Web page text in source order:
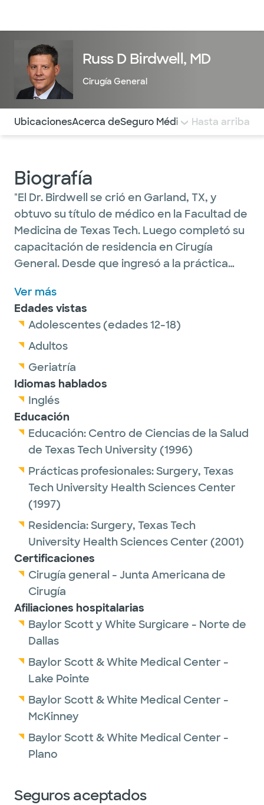
Russ D Birdwell, MD
Cirugía General
Utilice esta navegación para saltar rápidamente a
UbicacionesAcerca deSeguro Médico COMENTARIOS
Hasta arriba
Biografía
"El Dr. Birdwell se crió en Garland, TX, y
obtuvo su título de médico en la Facultad de
Medicina de Texas Tech. Luego completó su
capacitación de residencia en Cirugía
General. Desde que ingresó a la práctica
del Dr. Birdwell ha sido crear una experiencia
positiva para los pacientes en su atención
quirúrgica. Está comprometido a
proporcionar intervenciones quirúrgicas
técnicamente avanzadas y de calidad de
una manera verdaderamente compasiva y
afectuosa".
Ver más
Edades vistas
Adolescentes (edades 12-18)
Adultos
Geriatría
Idiomas hablados
Inglés
Educación
Educación: Centro de Ciencias de la Salud
de Texas Tech University (1996)
Prácticas profesionales:Surgery, Texas
Tech University Health Sciences Center
(1997)
Residencia:Surgery, Texas Tech
University Health Sciences Center (2001)
Certificaciones
Cirugía general - Junta Americana de
Cirugía
Afiliaciones hospitalarias
Baylor Scott y White Surgicare - Norte de
Dallas
Baylor Scott & White Medical Center -
Lake Pointe
Baylor Scott & White Medical Center -
McKinney
Baylor Scott & White Medical Center -
Plano
Seguros aceptados